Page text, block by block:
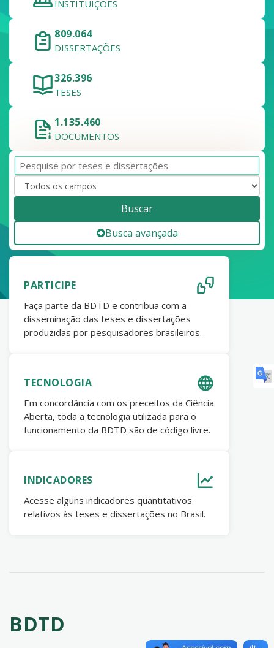
INSTITUIÇÕES
809.064
DISSERTAÇÕES
326.396
TESES
1.135.460
DOCUMENTOS
Buscar
Busca avançada
PARTICIPE
Faça parte da BDTD e contribua com a
disseminação das teses e dissertações
produzidas por pesquisadores brasileiros.
TECNOLOGIA
Em concordância com os preceitos da Ciência
Aberta, toda a tecnologia utilizada para o
funcionamento da BDTD são de código livre.
INDICADORES
Acesse alguns indicadores quantitativos
relativos às teses e dissertações no Brasil.
BDTD